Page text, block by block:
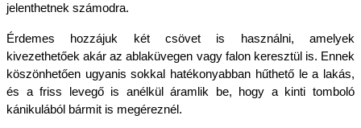
jelenthetnek számodra.
Érdemes hozzájuk két csövet is használni, amelyek
kivezethetőek akár az ablaküvegen vagy falon keresztül is. Ennek
köszönhetően ugyanis sokkal hatékonyabban hűthető le a lakás,
és a friss levegő is anélkül áramlik be, hogy a kinti tomboló
kánikulából bármit is megéreznél.